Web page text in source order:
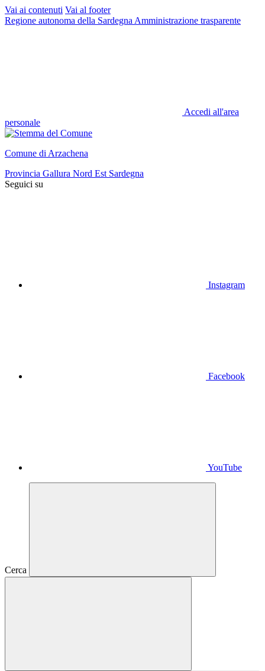
Vai ai contenuti Vai al footer
Regione autonoma della Sardegna Amministrazione trasparente
Accedi all'area
personale
Comune di Arzachena
Provincia Gallura Nord Est Sardegna
Seguici su
Instagram
Facebook
YouTube
Cerca